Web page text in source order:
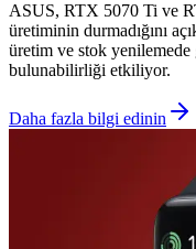
ASUS, RTX 5070 Ti ve
üretiminin durmadığını
üretim ve stok
bulunabilirliği etkiliyor.
Daha fazla bilgi edinin